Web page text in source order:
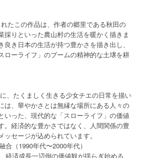
たこの作品は、作者の郷里である秋田の
採りといった農山村の生活を暖かく描きま
き日本の生活が持つ豊かさを描き出し、
ローライフ」のブームの精神的な土壌を耕
、たくましく生きる少女チエの日常を描い
は、華やかさとは無縁な場所にある人々の
いった、現代的な「スローライフ」の価値
。経済的な豊かさではなく、人間関係の豊
セージが込められています。
（1990年代〜2000年代）
経済成長一辺倒の価値観が揺らぎ始める